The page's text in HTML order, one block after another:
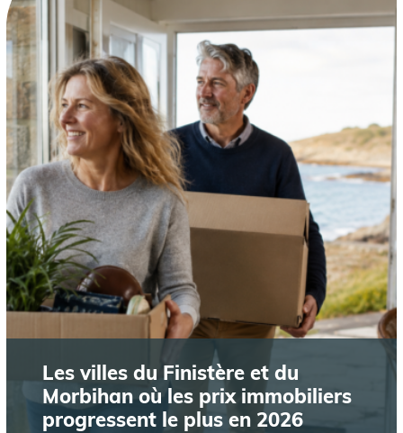
Les villes du Finistère et du
Morbihan où les prix immobiliers
progressent le plus en 2026